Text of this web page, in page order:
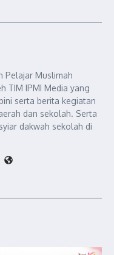
Pelajar Muslimah
TIM IPMI Media yang
serta berita kegiatan
dan sekolah. Serta
dakwah sekolah di